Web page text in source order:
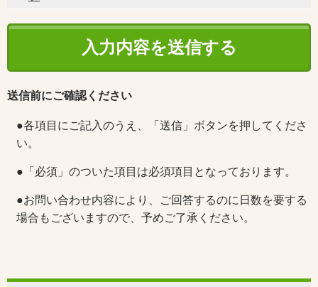
送信前にご確認ください
●各項目にご記入のうえ、「送信」ボタンを押してくださ
い。
●「必須」のついた項目は必須項目となっております。
●お問い合わせ内容により、ご回答するのに日数を要する
場合もございますので、予めご了承ください。